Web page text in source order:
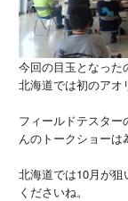
今回の目玉となった
北海道では初のア
フィールドテスター
んのトークショーは
北海道では10月が
くださいね。